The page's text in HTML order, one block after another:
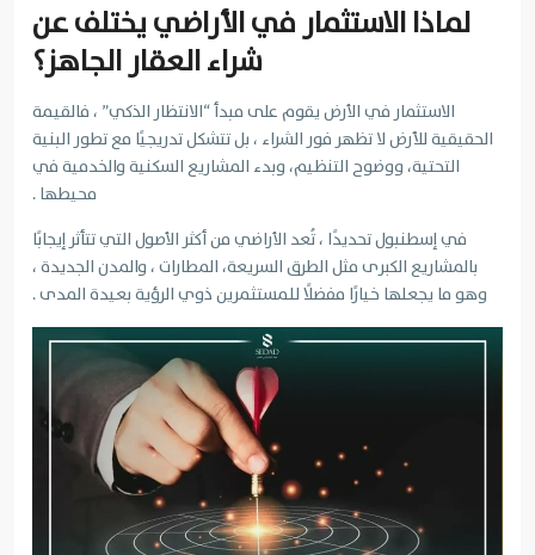
لماذا الاستثمار في الأراضي يختلف عن
شراء العقار الجاهز؟
الاستثمار في الأرض يقوم على مبدأ “الانتظار الذكي” ، فالقيمة
الحقيقية للأرض لا تظهر فور الشراء ، بل تتشكل تدريجيًا مع تطور البنية
التحتية، ووضوح التنظيم، وبدء المشاريع السكنية والخدمية في
محيطها .
في إسطنبول تحديدًا ، تُعد الأراضي من أكثر الأصول التي تتأثر إيجابًا
بالمشاريع الكبرى مثل الطرق السريعة، المطارات ، والمدن الجديدة ،
وهو ما يجعلها خيارًا مفضلًا للمستثمرين ذوي الرؤية بعيدة المدى .